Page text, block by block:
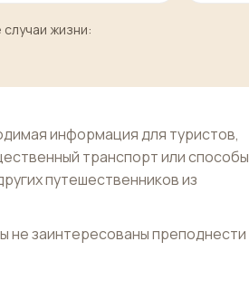
жизни:
информация для туристов,
транспорт или способы
путешественников из
не заинтересованы преподнести